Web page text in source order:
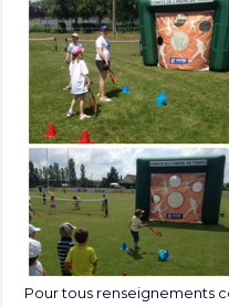
Pour tous renseignements